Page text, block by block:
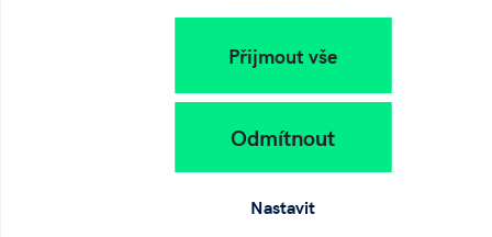
Přijmout vše
Odmítnout
Nastavit